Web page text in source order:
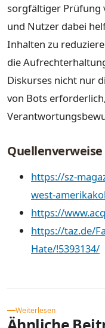
sorgfältiger Prüfung
und Nutzer dabei
Inhalten zu
die
Diskurses nicht nur
von Bots
Quellenverweise
https://sz-
west-
https://
https://taz.de/
Hate/!5393134/
Weiterlesen